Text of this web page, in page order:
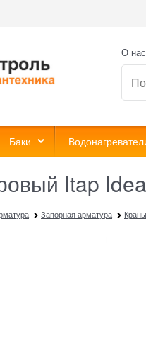
О нас
Баки
Itap
Запорная арматура